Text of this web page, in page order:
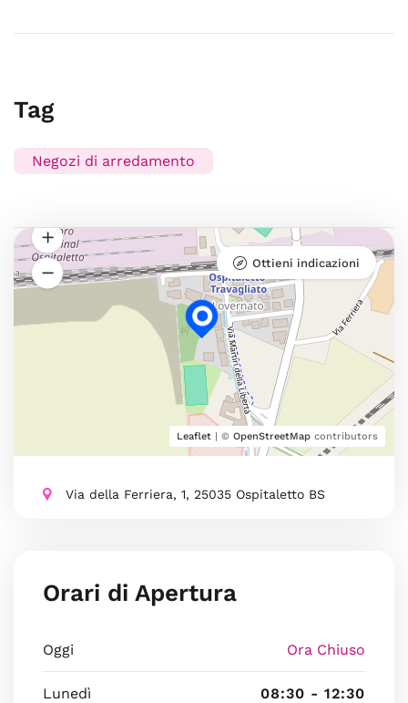
Tag
Negozi di arredamento
Leaflet | © OpenStreetMap contributors
Ottieni indicazioni
Via della Ferriera, 1, 25035 Ospitaletto BS
Orari di Apertura
Oggi Ora Chiuso
Lunedì
08:30 - 12:30